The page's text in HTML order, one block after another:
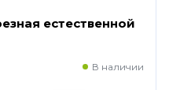
естественной
В наличии